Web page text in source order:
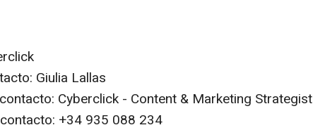
Giulia Lallas
Cyberclick - Content & Marketing Strategist
+34 935 088 234